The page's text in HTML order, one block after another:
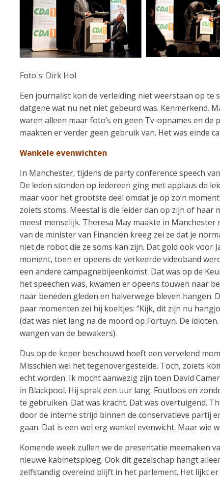
Foto's: Dirk Hol
Een journalist kon de verleiding niet weerstaan op te
datgene wat nu net niet gebeurd was. Kenmerkend.
waren alleen maar foto’s en geen Tv-opnames en
maakten er verder geen gebruik van. Het was einde
Wankele evenwichten
In Manchester, tijdens de party conference speech
De leden stonden op iedereen ging met applaus de
maar voor het grootste deel omdat je op zo’n
zoiets stoms. Meestal is die leider dan op zijn of
meest menselijk. Theresa May maakte in
van de minister van Financiën kreeg zei ze dat je
niet de robot die ze soms kan zijn. Dat gold ook voor
moment, toen er opeens de verkeerde videoband
een andere campagnebijeenkomst. Dat was op de
het speechen was, kwamen er opeens touwen naar
naar beneden gleden en halverwege bleven
paar momenten zei hij koeltjes: “Kijk, dit zijn nu
(dat was niet lang na de moord op Fortuyn. De
wangen van de bewakers).
Dus op de keper beschouwd hoeft een vervelend
Misschien wel het tegenovergestelde. Toch, zoiets
echt worden. Ik mocht aanwezig zijn toen David
in Blackpool. Hij sprak een uur lang. Foutloos en
te gebruiken. Dat was kracht. Dat was overtuigend.
door de interne strijd binnen de conservatieve partij
gaan. Dat is een wel erg wankel evenwicht. Maar wie
Komende week zullen we de presentatie meemaken
nieuwe kabinetsploeg. Ook dit gezelschap hangt
zelfstandig overeind blijft in het parlement. Het lijkt